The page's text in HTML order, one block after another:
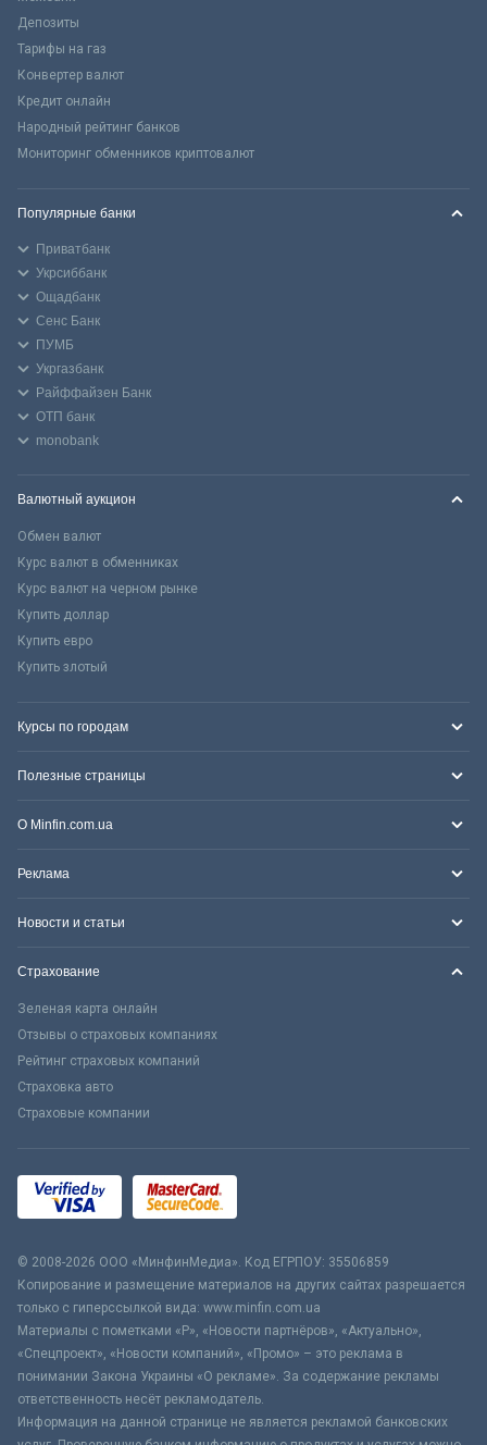
Депозиты
Тарифы на газ
Конвертер валют
Кредит онлайн
Народный рейтинг банков
Мониторинг обменников криптовалют
Популярные банки
Приватбанк
Укрсиббанк
Ощадбанк
Сенс Банк
ПУМБ
Укргазбанк
Райффайзен Банк
ОТП банк
monobank
Валютный аукцион
Обмен валют
Курс валют в обменниках
Курс валют на черном рынке
Купить доллар
Купить евро
Купить злотый
Курсы по городам
Полезные страницы
О Minfin.com.ua
Реклама
Новости и статьи
Страхование
Зеленая карта онлайн
Отзывы о страховых компаниях
Рейтинг страховых компаний
Страховка авто
Страховые компании
© 2008-2026 ООО «МинфинМедиа». Код ЕГРПОУ: 35506859
Копирование и размещение материалов на других сайтах разрешается
только с гиперссылкой вида: www.minfin.com.ua
Материалы с пометками «Р», «Новости партнёров», «Актуально»,
«Спецпроект», «Новости компаний», «Промо» – это реклама в
понимании Закона Украины «О рекламе». За содержание рекламы
ответственность несёт рекламодатель.
Информация на данной странице не является рекламой банковских